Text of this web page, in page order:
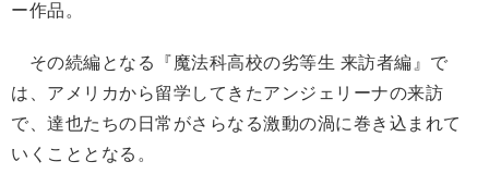
ー作品。
その続編となる『魔法科高校の劣等生 来訪者編』で
は、アメリカから留学してきたアンジェリーナの来訪
で、達也たちの日常がさらなる激動の渦に巻き込まれて
いくこととなる。